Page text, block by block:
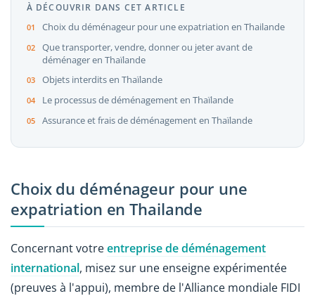
À DÉCOUVRIR DANS CET ARTICLE
Choix du déménageur pour une expatriation en Thailande
Que transporter, vendre, donner ou jeter avant de
déménager en Thaïlande
Objets interdits en Thaïlande
Le processus de déménagement en Thaïlande
Assurance et frais de déménagement en Thaïlande
Choix du déménageur pour une
expatriation en Thailande
Concernant votreentreprise de déménagement
international, misez sur une enseigne expérimentée
(preuves à l'appui), membre de l'Alliance mondiale FIDI